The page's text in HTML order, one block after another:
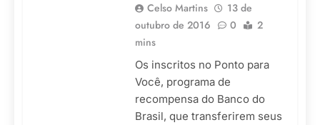
Celso Martins
13 de
outubro de 2016
0
2
mins
Os inscritos no Ponto para
Você, programa de
recompensa do Banco do
Brasil, que transferirem seus